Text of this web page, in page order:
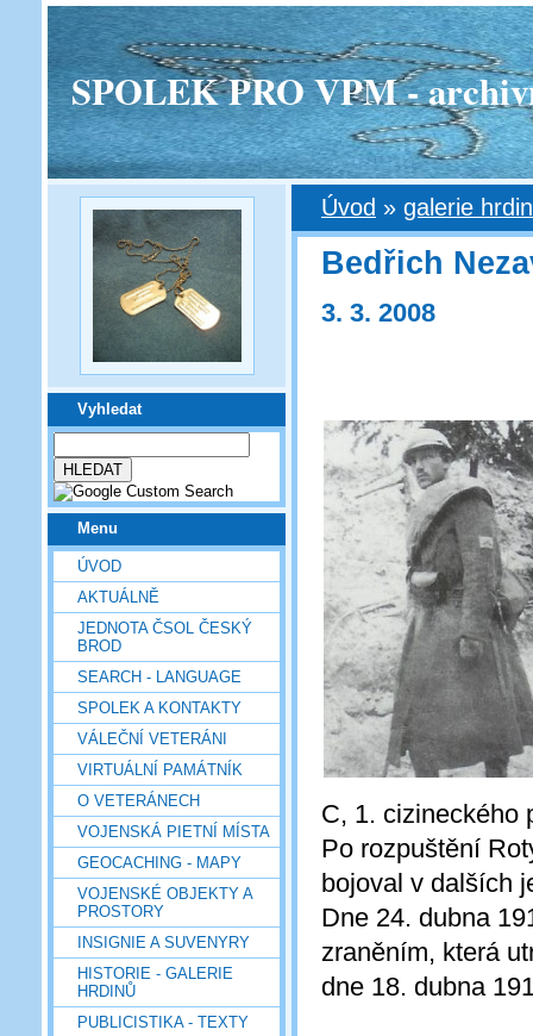
SPOLEK PRO VPM -
Vyhledat
Menu
ÚVOD
AKTUÁLNĚ
JEDNOTA ČSOL ČESKÝ
BROD
SEARCH - LANGUAGE
SPOLEK A KONTAKTY
VÁLEČNÍ VETERÁNI
VIRTUÁLNÍ PAMÁTNÍK
O VETERÁNECH
VOJENSKÁ PIETNÍ MÍSTA
GEOCACHING - MAPY
VOJENSKÉ OBJEKTY A
PROSTORY
INSIGNIE A SUVENYRY
HISTORIE - GALERIE
HRDINŮ
PUBLICISTIKA - TEXTY
Úvod » galerie
Bedřich
3. 3. 2008
C, 1. cizineckého
Po rozpuštění
bojoval v dalších
Dne 24. dubna
zraněním, která
dne 18. dubna